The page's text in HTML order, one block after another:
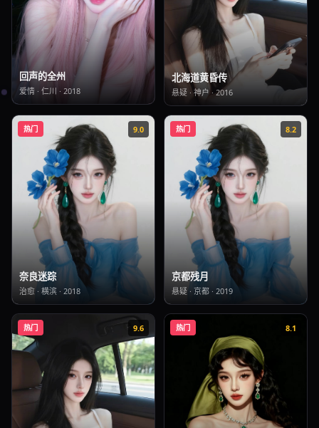
回声的全州
爱情· 仁川 · 2018
北海道黄昏传
悬疑 · 神户·2016
热门 9.0
奈良迷踪
治愈· 横滨· 2018
热门 8.2
京都残月
悬疑· 京都 · 2019
热门 9.6 热门 8.1